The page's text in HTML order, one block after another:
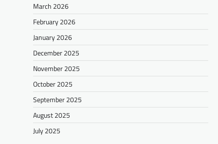
March 2026
February 2026
January 2026
December 2025
November 2025
October 2025
September 2025
August 2025
July 2025